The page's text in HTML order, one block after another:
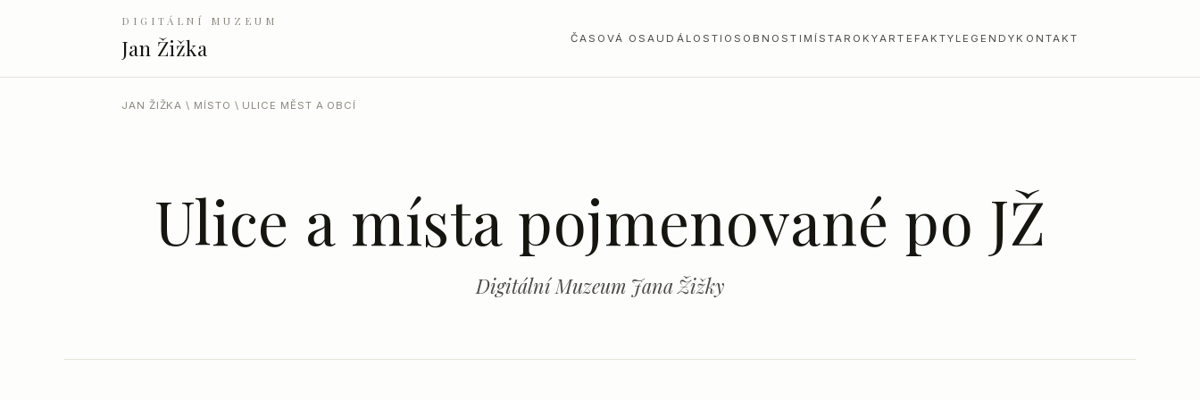
DIGITÁLNÍ MUZEUM
Jan Žižka ČASOVÁ OSA UDÁLOSTI OSOBNOSTI MÍSTA ROKYARTEFAKTY LEGENDY KONTAKT
JAN ŽIŽKA \ MÍSTO \ ULICE MĚST A OBCÍ
Ulice a místa pojmenované po JŽ
Digitální Muzeum Jana Žižky